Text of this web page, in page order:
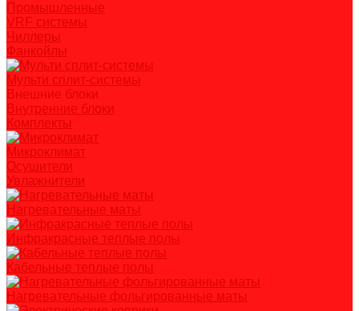
Промышленные
VRF системы
Чиллеры
Фанкойлы
Мульти сплит-системы
Внешние блоки
Внутренние блоки
Комплекты
Микроклимат
Осушители
Увлажнители
Нагревательные маты
Инфракрасные теплые полы
Кабельные теплые полы
Нагревательные фольгированные маты